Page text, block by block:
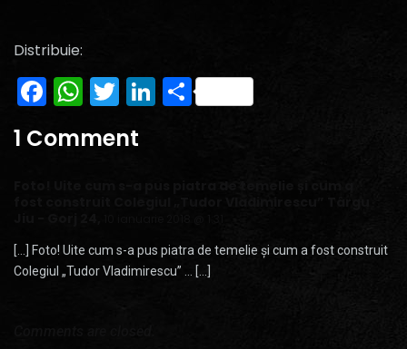
Distribuie:
Facebook
WhatsApp
Twitter
LinkedIn
Partajează
1 Comment
[…] Foto! Uite cum s-a pus piatra de temelie și cum a fost construit
Colegiul „Tudor Vladimirescu” … […]